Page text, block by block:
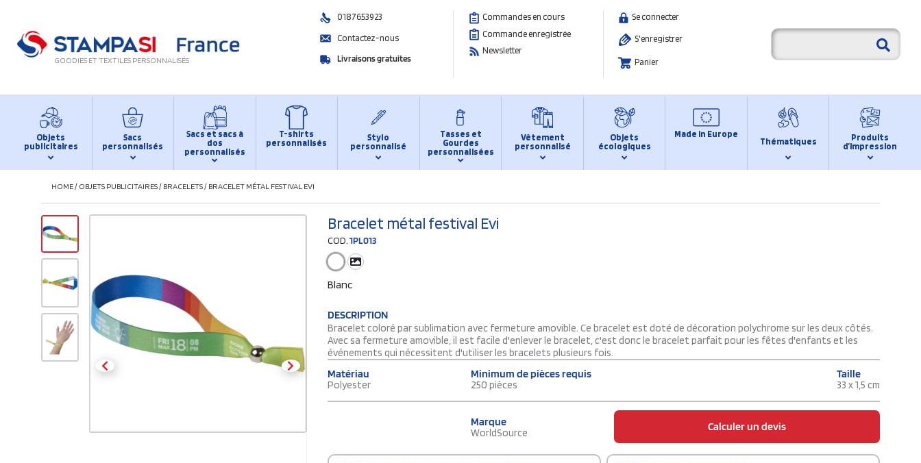
GOODIES ET TEXTILES PERSONNALISÉS
0187653923
Contactez-nous
Livraisons gratuites
Commandes en cours
Commande enregistrée
Newsletter
Se connecter
S'enregistrer
Panier
Objets
publicitaires
Sacs
personnalisés
Sacs et sacs à
dos
personnalisés
T-shirts
personnalisés
Stylo
personnalisé
Tasses et
Gourdes
personnalisées
Vêtement
personnalisé
Objets
écologiques
Made in Europe
Thématiques
Produits
d’impression
HOME/ OBJETS PUBLICITAIRES/ BRACELETS/ BRACELET MÉTAL FESTIVAL EVI
Bracelet métal festival Evi
COD.1PL013
Blanc
DESCRIPTION
Bracelet coloré par sublimation avec fermeture amovible. Ce bracelet est doté de décoration polychrome sur les deux côtés.
Avec sa fermeture amovible, il est facile d'enlever le bracelet, c'est donc le bracelet parfait pour les fêtes d'enfants et les
événements qui nécessitent d'utiliser les bracelets plusieurs fois.
Matériau
Polyester
Minimum de pièces requis
250 pièces
Taille
33 x 1,5 cm
Marque
WorldSource Calculer un devis